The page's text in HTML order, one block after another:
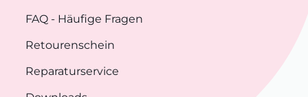
FAQ - Häufige Fragen
Retourenschein
Reparaturservice